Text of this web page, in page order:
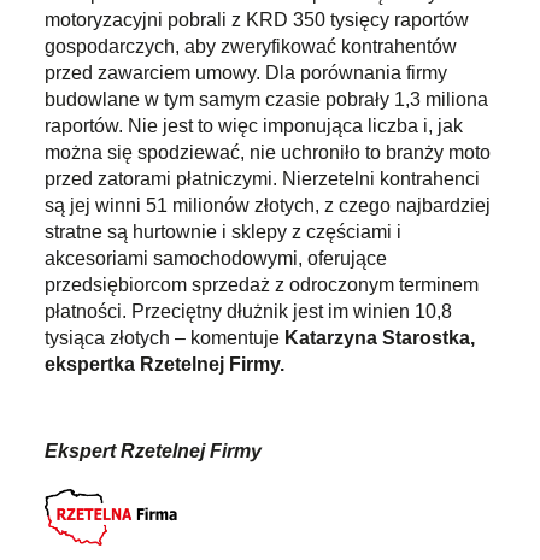
motoryzacyjni pobrali z KRD 350 tysięcy raportów
gospodarczych, aby zweryfikować kontrahentów
przed zawarciem umowy. Dla porównania firmy
budowlane w tym samym czasie pobrały 1,3 miliona
raportów. Nie jest to więc imponująca liczba i, jak
można się spodziewać, nie uchroniło to branży moto
przed zatorami płatniczymi. Nierzetelni kontrahenci
są jej winni 51 milionów złotych, z czego najbardziej
stratne są hurtownie i sklepy z częściami i
akcesoriami samochodowymi, oferujące
przedsiębiorcom sprzedaż z odroczonym terminem
płatności. Przeciętny dłużnik jest im winien 10,8
tysiąca złotych – komentuje Katarzyna Starostka,
ekspertka Rzetelnej Firmy.
Ekspert Rzetelnej Firmy